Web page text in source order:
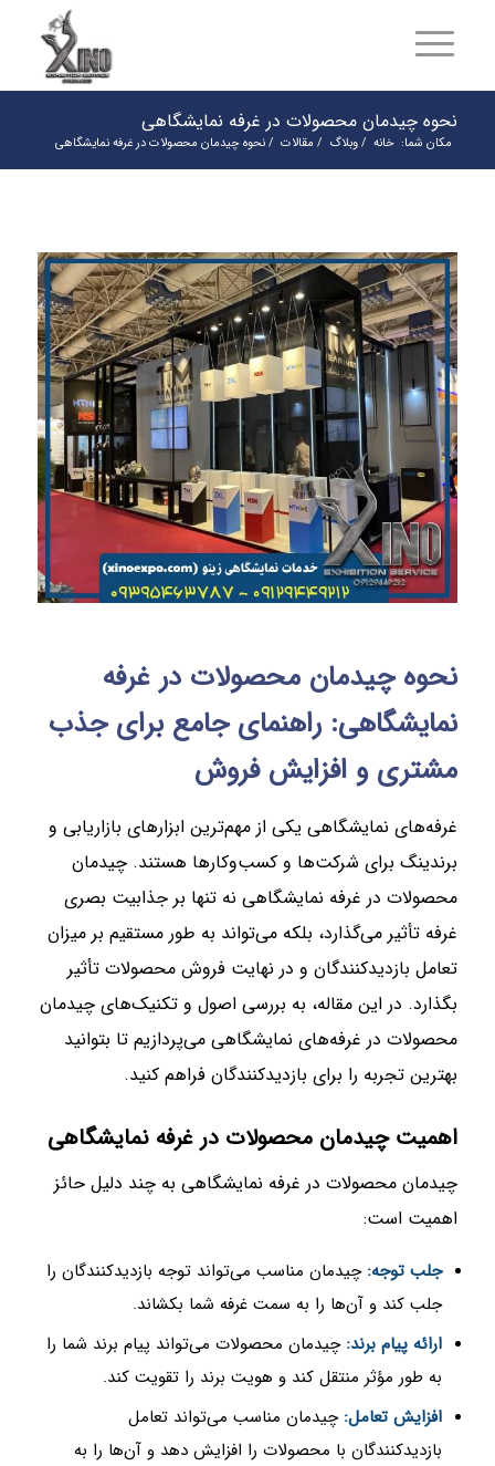
نحوه چیدمان محصولات در غرفه نمایشگاهی
مکان شما: خانه / وبلاگ / مقالات / نحوه چیدمان محصولات در غرفه نمایشگاهی
نحوه چیدمان محصولات در غرفه
نمایشگاهی: راهنمای جامع برای جذب
مشتری و افزایش فروش
غرفه‌های نمایشگاهی یکی از مهم‌ترین ابزارهای بازاریابی و
برندینگ برای شرکت‌ها و کسب‌وکارها هستند. چیدمان
محصولات در غرفه نمایشگاهی نه تنها بر جذابیت بصری
غرفه تأثیر می‌گذارد، بلکه می‌تواند به طور مستقیم بر میزان
تعامل بازدیدکنندگان و در نهایت فروش محصولات تأثیر
بگذارد. در این مقاله، به بررسی اصول و تکنیک‌های چیدمان
محصولات در غرفه‌های نمایشگاهی می‌پردازیم تا بتوانید
بهترین تجربه را برای بازدیدکنندگان فراهم کنید.
اهمیت چیدمان محصولات در غرفه نمایشگاهی
چیدمان محصولات در غرفه نمایشگاهی به چند دلیل حائز
اهمیت است:
جلب توجه: چیدمان مناسب می‌تواند توجه بازدیدکنندگان را
جلب کند و آن‌ها را به سمت غرفه شما بکشاند.
ارائه پیام برند: چیدمان محصولات می‌تواند پیام برند شما را
به طور مؤثر منتقل کند و هویت برند را تقویت کند.
افزایش تعامل: چیدمان مناسب می‌تواند تعامل
بازدیدکنندگان با محصولات را افزایش دهد و آن‌ها را به